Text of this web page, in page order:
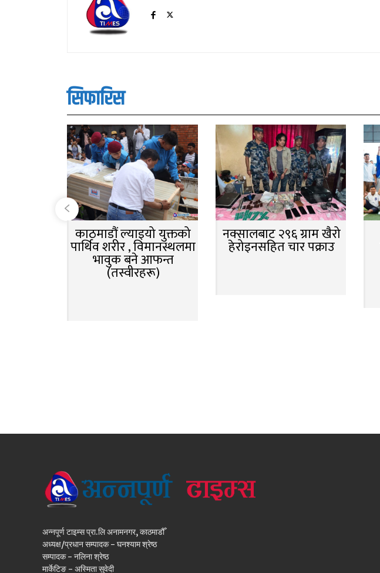
सिफारिस
काठमाडौं ल्याइयो युक्तको
पार्थिव शरीर , विमानस्थलमा
भावुक बने आफन्त
(तस्वीरहरू)
नक्सालबाट २९६ ग्राम खैरो
हेरोइनसहित चार पक्राउ
अन्नपूर्ण टाइम्स प्रा.लि अनामनगर, काठमाडौँ
अध्यक्ष/प्रधान सम्पादक - घनश्याम श्रेष्ठ
सम्पादक - नलिना श्रेष्ठ
मार्केटिङ - अस्मिता सुवेदी